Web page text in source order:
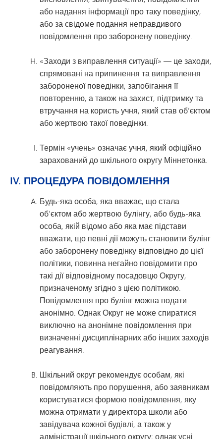
або надання інформації про таку поведінку,
або за свідоме подання неправдивого
повідомлення про заборонену поведінку.
«Заходи з виправлення ситуації» — це заходи,
спрямовані на припинення та виправлення
забороненої поведінки, запобігання її
повторенню, а також на захист, підтримку та
втручання на користь учня, який став об’єктом
або жертвою такої поведінки.
Термін «учень» означає учня, який офіційно
зарахований до шкільного округу Міннетонка.
IV. ПРОЦЕДУРА ПОВІДОМЛЕННЯ
Будь-яка особа, яка вважає, що стала
об’єктом або жертвою булінгу, або будь-яка
особа, якій відомо або яка має підстави
вважати, що певні дії можуть становити булінг
або заборонену поведінку відповідно до цієї
політики, повинна негайно повідомити про
такі дії відповідному посадовцю Округу,
призначеному згідно з цією політикою.
Повідомлення про булінг можна подати
анонімно. Однак Округ не може спиратися
виключно на анонімне повідомлення при
визначенні дисциплінарних або інших заходів
реагування.
Шкільний округ рекомендує особам, які
повідомляють про порушення, або заявникам
користуватися формою повідомлення, яку
можна отримати у директора школи або
завідувача кожної будівлі, а також у
адміністрації шкільного округу; однак усні